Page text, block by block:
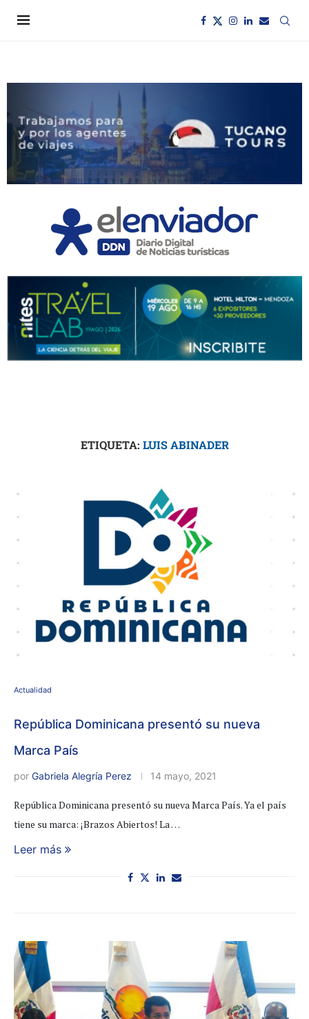
ETIQUETA: LUIS ABINADER
Actualidad
República Dominicana presentó su nueva
Marca País
por Gabriela Alegría Perez 14 mayo, 2021
República Dominicana presentó su nueva Marca País. Ya el país
tiene su marca: ¡Brazos Abiertos! La …
Leer más